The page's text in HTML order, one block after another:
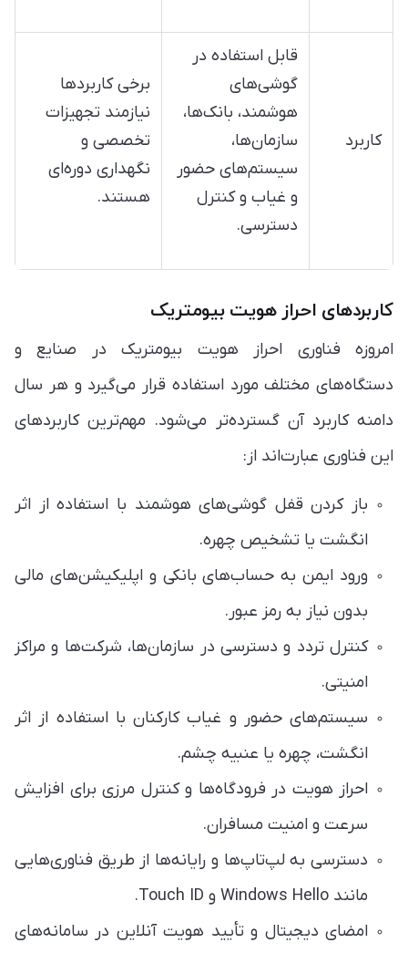
کاربرد
قابل استفاده در
گوشی‌های
هوشمند، بانک‌ها،
سازمان‌ها،
سیستم‌های حضور
و غیاب و کنترل
دسترسی.
برخی کاربردها
نیازمند تجهیزات
تخصصی و
نگهداری دوره‌ای
هستند.
کاربردهای احراز هویت بیومتریک
امروزه فناوری احراز هویت بیومتریک در صنایع و
دستگاه‌های مختلف مورد استفاده قرار می‌گیرد و هر سال
دامنه کاربرد آن گسترده‌تر می‌شود. مهم‌ترین کاربردهای
این فناوری عبارت‌اند از:
باز کردن قفل گوشی‌های هوشمند با استفاده از اثر
انگشت یا تشخیص چهره.
ورود ایمن به حساب‌های بانکی و اپلیکیشن‌های مالی
بدون نیاز به رمز عبور.
کنترل تردد و دسترسی در سازمان‌ها، شرکت‌ها و مراکز
امنیتی.
سیستم‌های حضور و غیاب کارکنان با استفاده از اثر
انگشت، چهره یا عنبیه چشم.
احراز هویت در فرودگاه‌ها و کنترل مرزی برای افزایش
سرعت و امنیت مسافران.
دسترسی به لپ‌تاپ‌ها و رایانه‌ها از طریق فناوری‌هایی
مانند Windows Hello و Touch ID.
امضای دیجیتال و تأیید هویت آنلاین در سامانه‌های